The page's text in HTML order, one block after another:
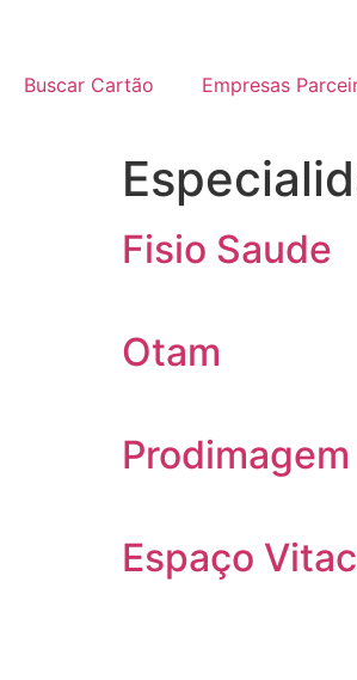
Buscar Cartão Empresas
Fisio Saude
Otam
Prodimagem
Espaço